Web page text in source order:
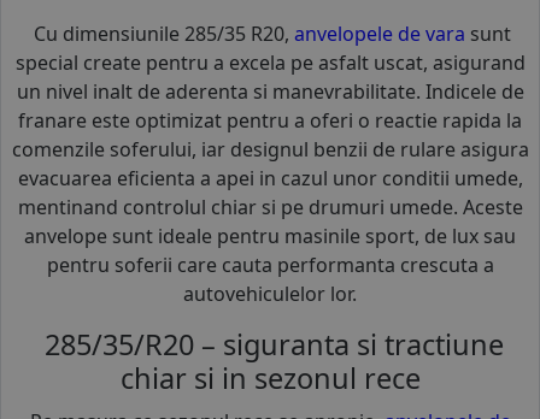
Cu dimensiunile 285/35 R20, anvelopele de vara sunt
special create pentru a excela pe asfalt uscat, asigurand
un nivel inalt de aderenta si manevrabilitate. Indicele de
franare este optimizat pentru a oferi o reactie rapida la
comenzile soferului, iar designul benzii de rulare asigura
evacuarea eficienta a apei in cazul unor conditii umede,
mentinand controlul chiar si pe drumuri umede. Aceste
anvelope sunt ideale pentru masinile sport, de lux sau
pentru soferii care cauta performanta crescuta a
autovehiculelor lor.
285/35/R20 – siguranta si tractiune
chiar si in sezonul rece